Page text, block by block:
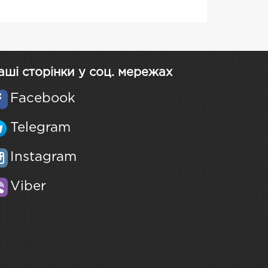
сторінки у соц. мережах
Facebook
Telegram
Instagram
Viber